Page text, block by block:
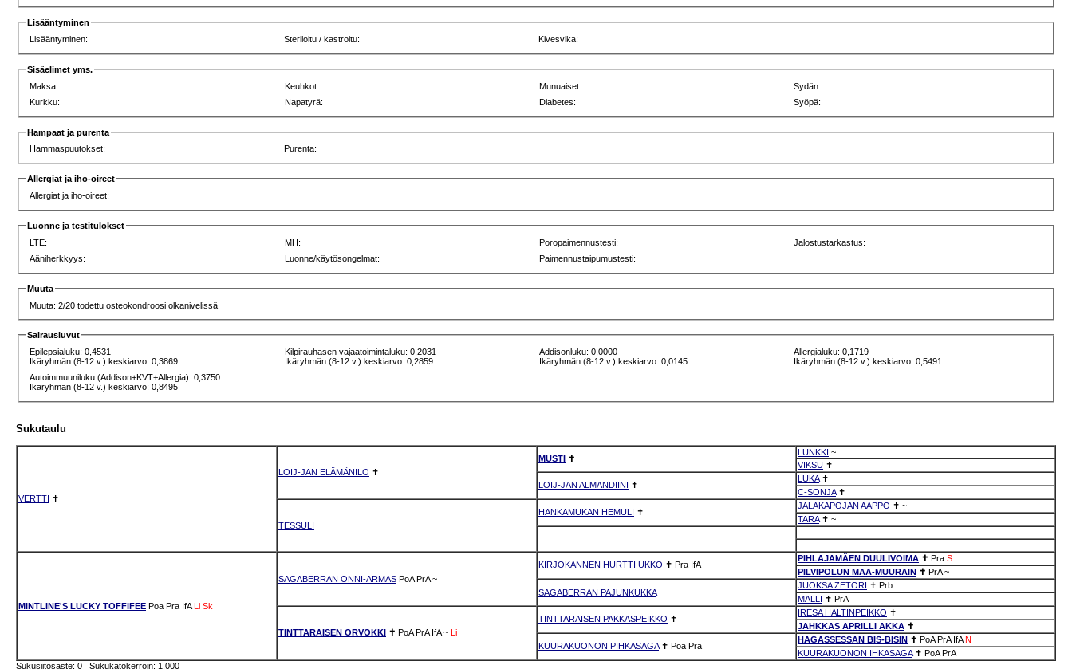
Lisääntyminen
Lisääntyminen:
Steriloitu / kastroitu: Kivesvika:
Sisäelimet yms.
Maksa:
Keuhkot: Munuaiset:
Sydän:
Kurkku:
Napatyrä: Diabetes: Syöpä:
Hampaat ja purenta
Hammaspuutokset:
Purenta:
Allergiat ja iho-oireet
Allergiat ja iho-oireet:
Luonne ja testitulokset
LTE:
MH: Poropaimennustesti:
Jalostustarkastus:
Ääniherkkyys:
Luonne/käytösongelmat: Paimennustaipumustesti:
Muuta
Muuta: 2/20 todettu osteokondroosi olkanivelissä
Sairausluvut
Epilepsialuku: 0,4531
Ikäryhmän (8-12 v.) keskiarvo: 0,3869
Kilpirauhasen vajaatoimintaluku: 0,2031
Ikäryhmän (8-12 v.) keskiarvo: 0,2859
Addisonluku: 0,0000
Ikäryhmän (8-12 v.) keskiarvo: 0,0145
Allergialuku: 0,1719
Ikäryhmän (8-12 v.) keskiarvo: 0,5491
Autoimmuuniluku (Addison+KVT+Allergia): 0,3750
Ikäryhmän (8-12 v.) keskiarvo: 0,8495
Sukutaulu
VERTTI ✝
LOIJ-JAN ELÄMÄNILO ✝
MUSTI ✝
LUNKKI ~
VIKSU ✝
LOIJ-JAN ALMANDIINI ✝
LUKA✝
C-SONJA✝
TESSULI
HANKAMUKAN HEMULI ✝
JALAKAPOJAN AAPPO ✝ ~
TARA✝ ~
MINTLINE'S LUCKY TOFFIFEE Poa Pra IfA Li Sk
SAGABERRAN ONNI-ARMAS PoA PrA ~
KIRJOKANNEN HURTTI UKKO ✝ Pra IfA
PIHLAJAMÄEN DUULIVOIMA ✝ Pra S
PILVIPOLUN MAA-MUURAIN ✝ PrA ~
SAGABERRAN PAJUNKUKKA
JUOKSA ZETORI ✝ Prb
MALLI ✝ PrA
TINTTARAISEN ORVOKKI ✝ PoA PrA IfA ~ Li
TINTTARAISEN PAKKASPEIKKO ✝
IRESA HALTINPEIKKO ✝
JAHKKAS APRILLI AKKA ✝
KUURAKUONON PIHKASAGA✝ Poa Pra
HAGASSESSAN BIS-BISIN ✝ PoA PrA IfA N
KUURAKUONON IHKASAGA✝ PoA PrA
Sukusiitosaste: 0 Sukukatokerroin: 1.000